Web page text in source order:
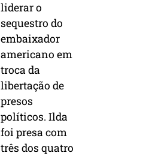
liderar o
sequestro do
embaixador
americano em
troca da
libertação de
presos
políticos. Ilda
foi presa com
três dos quatro